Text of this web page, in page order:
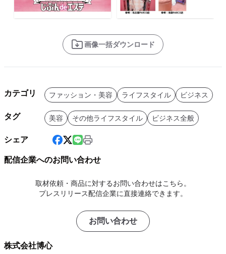
画像一括ダウンロード
カテゴリ ファッション・美容 ライフスタイル ビジネス
タグ 美容 その他ライフスタイル ビジネス全般
シェア
配信企業へのお問い合わせ
取材依頼・商品に対するお問い合わせはこちら。
プレスリリース配信企業に直接連絡できます。
お問い合わせ
株式会社博心